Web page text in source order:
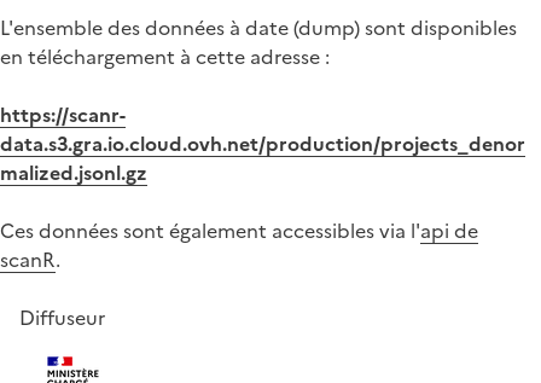
L'ensemble des données à date (dump) sont disponibles
en téléchargement à cette adresse :
https://scanr-
data.s3.gra.io.cloud.ovh.net/production/projects_denor
malized.jsonl.gz
Ces données sont également accessibles via l'api de
scanR.
Diffuseur